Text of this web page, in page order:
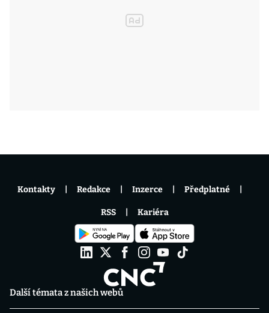
Další témata z našich webů
Kontakty Redakce Inzerce Předplatné
RSS Kariéra